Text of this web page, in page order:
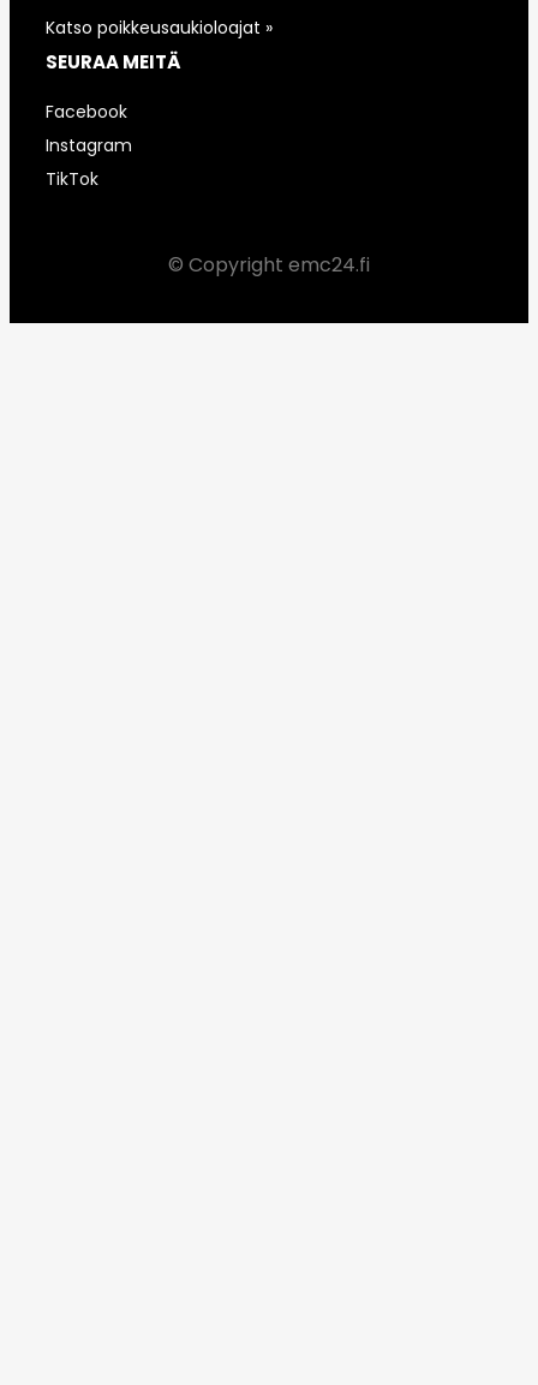
Katso poikkeusaukioloajat »
SEURAA MEITÄ
Facebook
Instagram
TikTok
© Copyright emc24.fi